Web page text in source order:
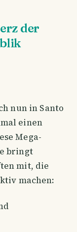
der
nun in Santo
einen
Mega-
bringt
mit, die
machen: